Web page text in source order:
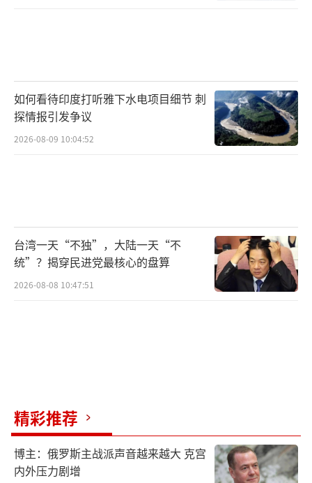
如何看待印度打听雅下水电项目细节 刺
探情报引发争议
2026-08-09 10:04:52
台湾一天“不独”，大陆一天“不
统”？揭穿民进党最核心的盘算
2026-08-08 10:47:51
精彩推荐
博主：俄罗斯主战派声音越来越大 克宫
内外压力剧增